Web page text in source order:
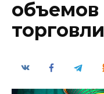
объемов
торговли